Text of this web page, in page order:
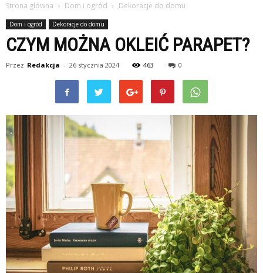
Strona główna Dom i ogród Dekoracje do domu
Dom i ogród Dekoracje do domu
CZYM MOŻNA OKLEIĆ PARAPET?
Przez Redakcja - 26 stycznia 2024 463 0